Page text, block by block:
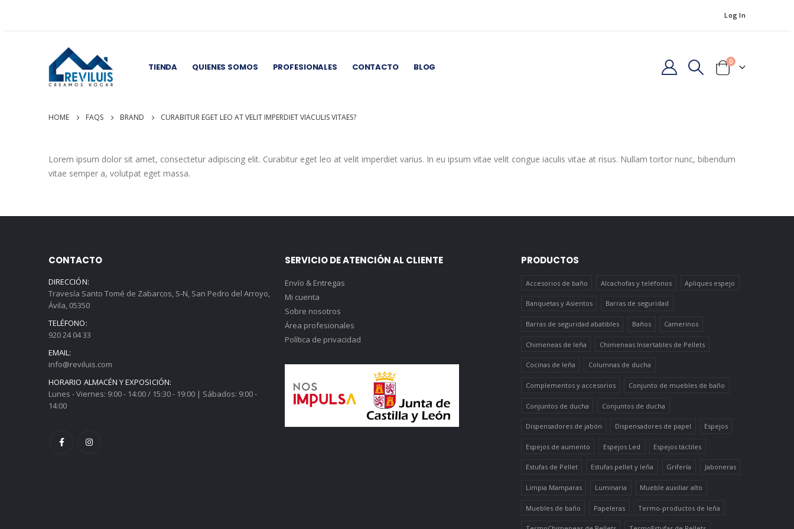
Log In
TIENDA QUIENES SOMOS PROFESIONALES CONTACTO BLOG 0
HOME FAQS BRAND CURABITUR EGET LEO AT VELIT IMPERDIET VIACULIS VITAES?
Lorem ipsum dolor sit amet, consectetur adipiscing elit. Curabitur eget leo at velit imperdiet varius. In eu ipsum vitae velit congue iaculis vitae at risus. Nullam tortor nunc, bibendum
vitae semper a, volutpat eget massa.
CONTACTO
DIRECCIÓN:
Travesía Santo Tomé de Zabarcos, S-N, San Pedro del Arroyo,
Ávila, 05350
TELÉFONO:
920 24 04 33
EMAIL:
info@reviluis.com
HORARIO ALMACÉN Y EXPOSICIÓN:
Lunes - Viernes: 9:00 - 14:00 / 15:30 - 19:00 | Sábados: 9:00 -
14:00
SERVICIO DE ATENCIÓN AL CLIENTE
Envío & Entregas
Mi cuenta
Sobre nosotros
Área profesionales
Política de privacidad
PRODUCTOS
Accesorios de baño Alcachofas y teléfonos Apliques espejo
Banquetas y Asientos Barras de seguridad
Barras de seguridad abatibles Baños Camerinos
Chimeneas de leña Chimeneas Insertables de Pellets
Cocinas de leña Columnas de ducha
Complementos y accesorios Conjunto de muebles de baño
Conjuntos de ducha Conjuntos de ducha
Dispensadores de jabón Dispensadores de papel Espejos
Espejos de aumento Espejos Led Espejos táctiles
Estufas de Pellet Estufas pellet y leña Grifería Jaboneras
Limpia Mamparas Luminaria Mueble auxiliar alto
Muebles de baño Papeleras Termo-productos de leña